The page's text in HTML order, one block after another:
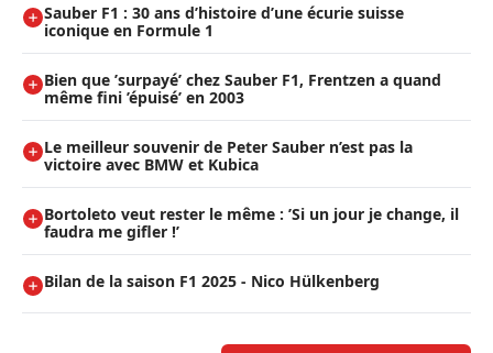
Sauber F1 : 30 ans d’histoire d’une écurie suisse
iconique en Formule 1
Bien que ’surpayé’ chez Sauber F1, Frentzen a quand
même fini ’épuisé’ en 2003
Le meilleur souvenir de Peter Sauber n’est pas la
victoire avec BMW et Kubica
Bortoleto veut rester le même : ’Si un jour je change, il
faudra me gifler !’
Bilan de la saison F1 2025 - Nico Hülkenberg